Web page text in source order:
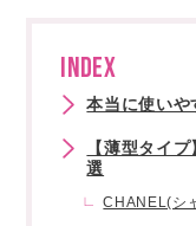
INDEX
本当に使い
【薄型タイ
選
CHANEL(シ